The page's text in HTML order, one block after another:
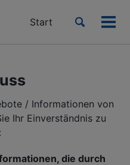
Start
Toggle
/ Informationen von
Ihr Einverständnis zu
die durch